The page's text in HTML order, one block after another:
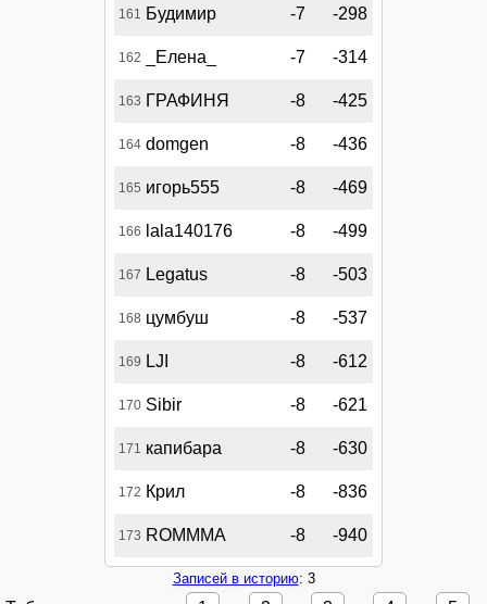
161 Будимир -7 -298
162 _Елена_ -7 -314
163 ГРАФИНЯ -8 -425
164 domgen -8 -436
165 игорь555 -8 -469
166 lala140176 -8 -499
167 Legatus -8 -503
168 цумбуш -8 -537
169 LJI -8 -612
170 Sibir -8 -621
171 капибара -8 -630
172 Крил -8 -836
173 ROMMMA -8 -940
Записей в историю: 3